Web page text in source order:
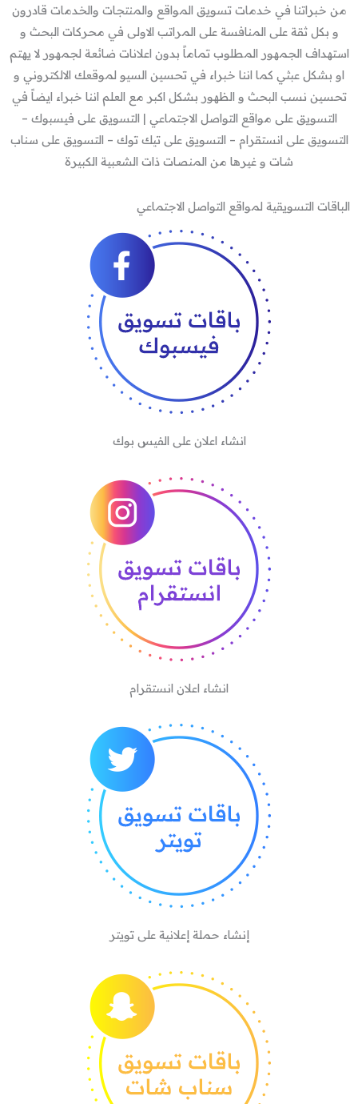
من خبراتنا في خدمات تسويق المواقع والمنتجات والخدمات قادرون
و بكل ثقة على المنافسة على المراتب الاولى في محركات البحث و
استهداف الجمهور المطلوب تماماً بدون اعلانات ضائعة لجمهور لا يهتم
او بشكل عبثي كما اننا خبراء في تحسين السيو لموقعك الالكتروني و
تحسين نسب البحث و الظهور بشكل اكبر مع العلم اننا خبراء ايضاً في
التسويق على مواقع التواصل الاجتماعي | التسويق على فيسبوك –
التسويق على انستقرام – التسويق على تيك توك – التسويق على سناب
شات و غيرها من المنصات ذات الشعبية الكبيرة
الباقات التسويقية لمواقع التواصل الاجتماعي
انشاء اعلان على الفيس بوك
انشاء اعلان انستقرام
إنشاء حملة إعلانية على تويتر